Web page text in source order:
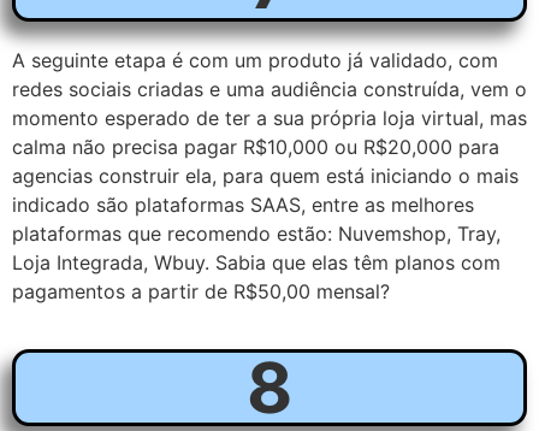
A seguinte etapa é com um produto já validado, com
redes sociais criadas e uma audiência construída, vem o
momento esperado de ter a sua própria loja virtual, mas
calma não precisa pagar R$10,000 ou R$20,000 para
agencias construir ela, para quem está iniciando o mais
indicado são plataformas SAAS, entre as melhores
plataformas que recomendo estão: Nuvemshop, Tray,
Loja Integrada, Wbuy. Sabia que elas têm planos com
pagamentos a partir de R$50,00 mensal?
8